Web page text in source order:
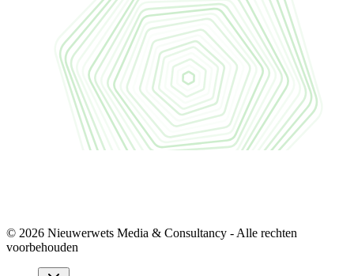
© 2026 Nieuwerwets Media & Consultancy - Alle rechten
voorbehouden